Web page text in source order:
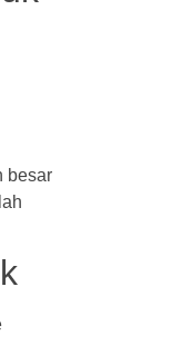
besar